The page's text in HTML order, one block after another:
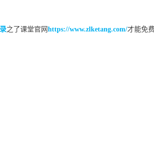
之了课堂官网 https://www.zlketang.com/才能免